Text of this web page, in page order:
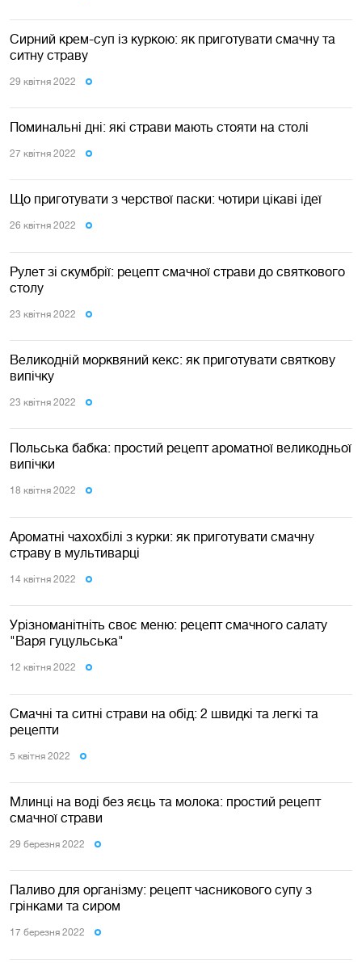
Сирний крем-суп із куркою: як приготувати смачну та
ситну страву
29 квiтня 2022
Поминальні дні: які страви мають стояти на столі
27 квiтня 2022
Що приготувати з черствої паски: чотири цікаві ідеї
26 квiтня 2022
Рулет зі скумбрії: рецепт смачної страви до святкового
столу
23 квiтня 2022
Великодній морквяний кекс: як приготувати святкову
випічку
23 квiтня 2022
Польська бабка: простий рецепт ароматної великодньої
випічки
18 квiтня 2022
Ароматні чахохбілі з курки: як приготувати смачну
страву в мультиварці
14 квiтня 2022
Урізноманітніть своє меню: рецепт смачного салату
"Варя гуцульська"
12 квiтня 2022
Смачні та ситні страви на обід: 2 швидкі та легкі та
рецепти
5 квiтня 2022
Млинці на воді без яєць та молока: простий рецепт
смачної страви
29 березня 2022
Паливо для організму: рецепт часникового супу з
грінками та сиром
17 березня 2022